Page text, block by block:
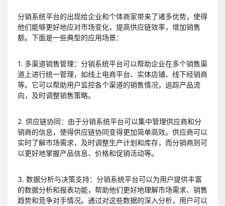
分销系统平台的出现给企业和个体商家带来了诸多优势，使得
他们能够更好地应对市场变化，提高供应链效率，增加销售
额。下面是一些典型的应用场景：
1. 多渠道销售管理：分销系统平台可以帮助企业在多个销售渠
道上进行统一管理，如线上电商平台、实体店铺、线下经销商
等。它可以帮助用户监控各个渠道的销售情况，追踪产品流
向，及时调整销售策略。
2. 供应链协同：由于分销系统平台可以集中管理供应商和分
销商的信息，使得供应链协同变得更加简单高效。供应商可以
实时了解市场需求，及时调整生产计划和库存，而分销商则可
以更好地掌握产品信息、价格和促销活动等。
3. 数据分析与决策支持：分销系统平台可以为用户提供丰富
的数据分析和报表功能，帮助他们更好地理解市场需求、销售
趋势和竞争对手情况。通过对这些数据的深入分析，用户可以